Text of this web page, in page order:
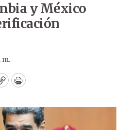
y México
m.
CopyPrint